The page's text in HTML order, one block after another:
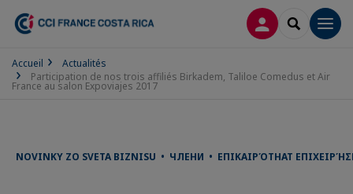
CONNEXION
Accueil
Actualités
Participation de nos trois affiliés Birkadem, Taliloe Comedus et Air
France au salon Expoviajes 2017
NOVINKY ZO SVETA BIZNISU • ЧЛЕНИ • ΕΠΙΚΑΙΡΌΤΗΑΤ